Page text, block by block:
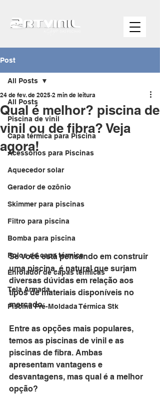
Post
All Posts
Piscina de vinil
Capa térmica para Piscina
Acessórios para Piscinas
Aquecedor solar
Gerador de ozônio
Skimmer para piscinas
Filtro para piscina
Bomba para piscina
Rolos de capa térmica
Enrolador de capas térmicas
Tela Armada
Piscina Pré-Moldada Térmica Stk
All Posts
Qual é melhor? piscina de
vinil ou de fibra? Veja
agora!
24 de fev. de 2025 2 min de leitura
Se você está pensando em construir
uma piscina, é natural que surjam
diversas dúvidas em relação aos
tipos de materiais disponíveis no
mercado.
Entre as opções mais populares,
temos as piscinas de vinil e as
piscinas de fibra. Ambas
apresentam vantagens e
desvantagens, mas qual é a melhor
opção?